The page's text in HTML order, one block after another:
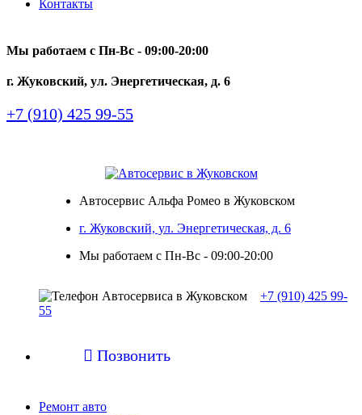
Контакты
Мы работаем с Пн-Вc - 09:00-20:00
г. Жуковский, ул. Энергетическая, д. 6
+7 (910) 425 99-55
Автосервис Альфа Ромео в Жуковском
г. Жуковский, ул. Энергетическая, д. 6
Мы работаем с Пн-Вc - 09:00-20:00
+7 (910) 425 99-
55
 Позвонить
Ремонт авто